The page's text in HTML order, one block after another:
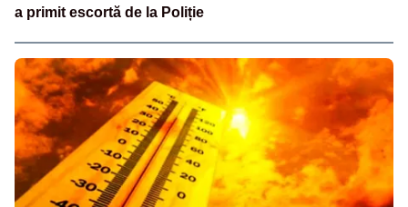
a primit escortă de la Poliție